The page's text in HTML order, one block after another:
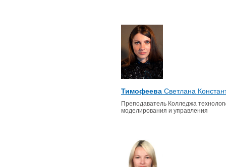
Тимофеева Светлана
Преподаватель Колледжа
моделирования и управления